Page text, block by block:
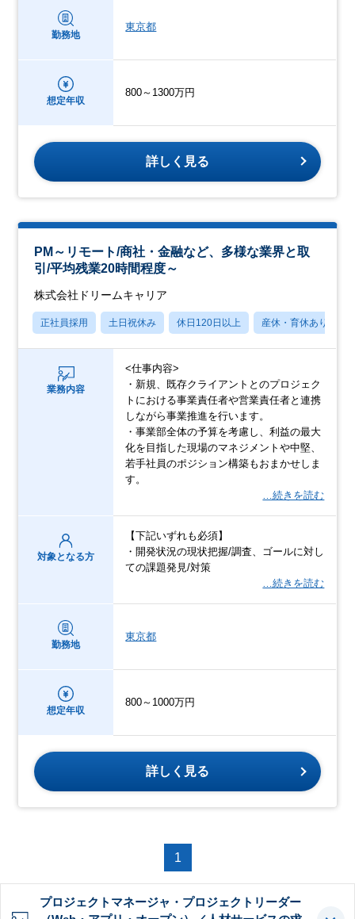
勤務地
東京都
想定年収
800～1300万円
詳しく見る
PM～リモート/商社・金融など、多様な業界と取
引/平均残業20時間程度～
株式会社ドリームキャリア
正社員採用 土日祝休み 休日120日以上 産休・育休あり
業務内容
<仕事内容>
・新規、既存クライアントとのプロジェク
トにおける事業責任者や営業責任者と連携
しながら事業推進を行います。
・事業部全体の予算を考慮し、利益の最大
化を目指した現場のマネジメントや中堅、
若手社員のポジション構築もおまかせしま
す。
…続きを読む
対象となる方
【下記いずれも必須】
・開発状況の現状把握/調査、ゴールに対し
ての課題発見/対策
…続きを読む
勤務地
東京都
想定年収
800～1000万円
詳しく見る
1
プロジェクトマネージャ・プロジェクトリーダー